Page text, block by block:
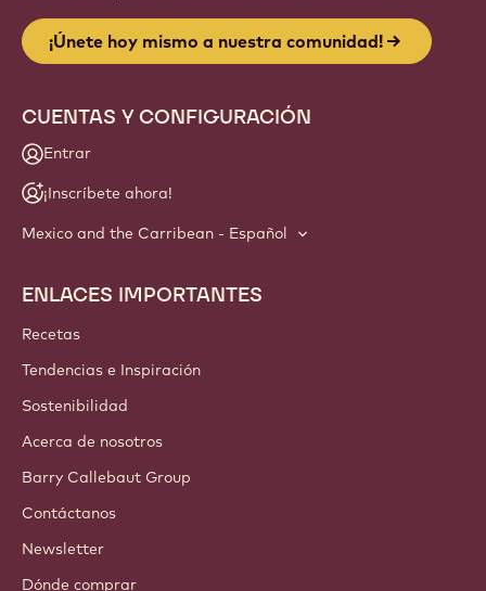
¡Únete hoy mismo a nuestra comunidad!
CUENTAS Y CONFIGURACIÓN
Entrar
¡Inscríbete ahora!
Mexico and the Carribean - Español
Footer
Callebaut
ENLACES IMPORTANTES
Recetas
Tendencias e Inspiración
Sostenibilidad
Acerca de nosotros
Barry Callebaut Group
Contáctanos
Newsletter
Dónde comprar